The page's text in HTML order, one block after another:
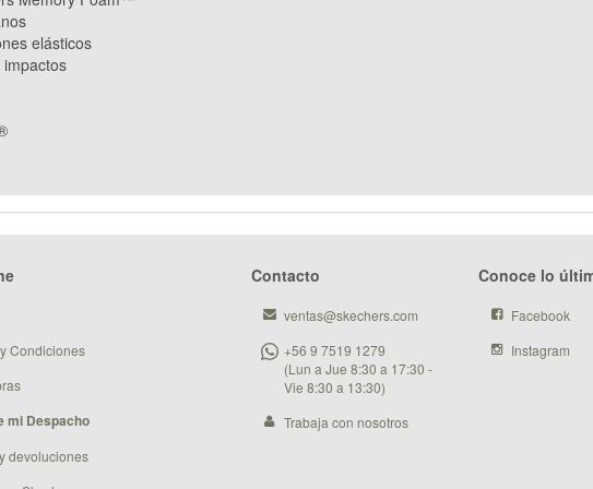
elásticos
Condiciones
mi Despacho
devoluciones
Contacto
ventas@skechers.com
+56 9 7519 1279
(Lun a Jue 8:30 a 17:30 -
Vie 8:30 a 13:30)
Trabaja con nosotros
Conoce lo
Facebook
Instagram